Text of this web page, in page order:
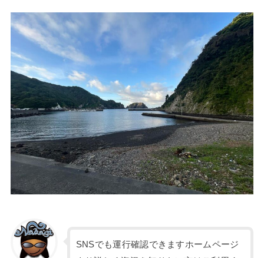
SNSでも運行確認できますホームページ